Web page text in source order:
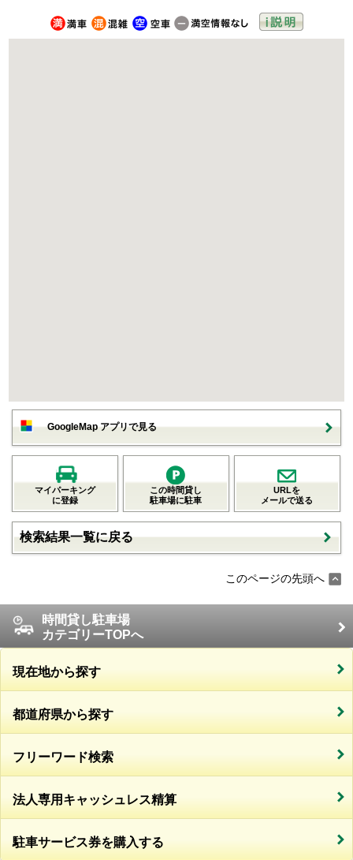
GoogleMap アプリで見る
マイパーキング
に登録
この時間貸し
駐車場に駐車
URLを
メールで送る
検索結果一覧に戻る
このページの先頭へ
時間貸し駐車場
カテゴリーTOPへ
現在地から探す
都道府県から探す
フリーワード検索
法人専用キャッシュレス精算
駐車サービス券を購入する